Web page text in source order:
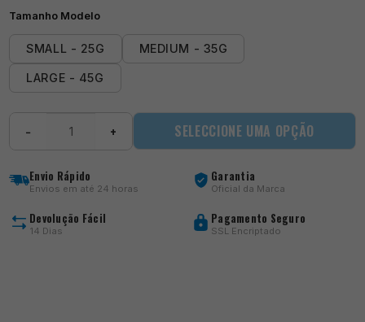
Tamanho Modelo
SMALL - 25G MEDIUM - 35G
LARGE - 45G
− + SELECCIONE UMA OPÇÃO
Envio Rápido
Envios em até 24 horas
Garantia
Oficial da Marca
Devolução Fácil
14 Dias
Pagamento Seguro
SSL Encriptado